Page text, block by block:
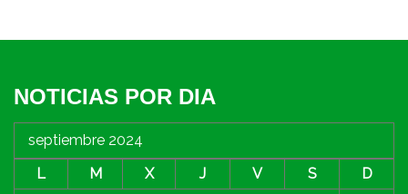
NOTICIAS POR DIA
septiembre 2024
L
M X J V S
D